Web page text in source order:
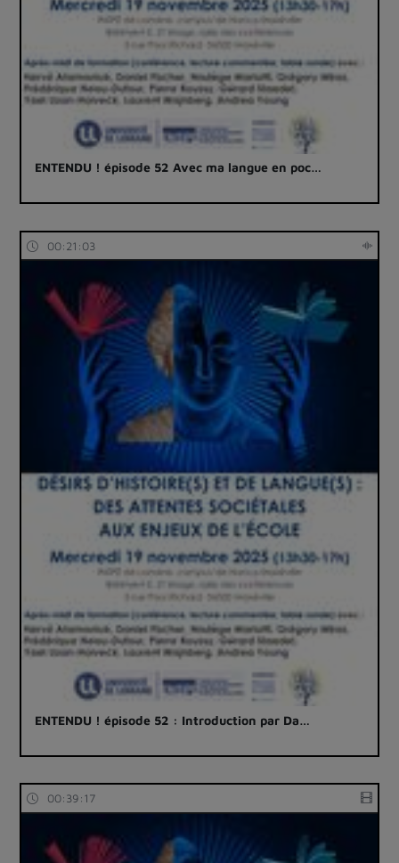
ENTENDU ! épisode 52 Avec ma langue en poc…
00:21:03
ENTENDU ! épisode 52 : Introduction par Da…
00:39:17